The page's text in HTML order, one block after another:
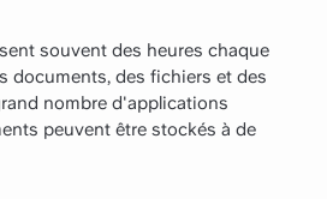
souvent des heures chaque
documents, des fichiers et des
nombre d'applications
peuvent être stockés à de